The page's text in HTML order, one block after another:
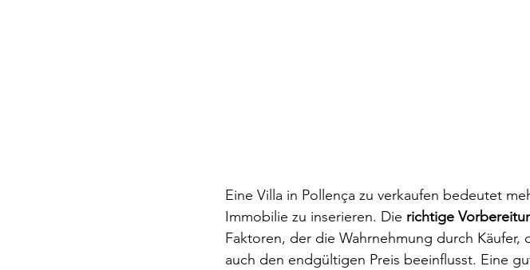
Eine Villa in Pollença zu verkaufen bedeutet
Immobilie zu inserieren. Die richtige
Faktoren, der die Wahrnehmung durch
auch den endgültigen Preis beeinflusst. Eine